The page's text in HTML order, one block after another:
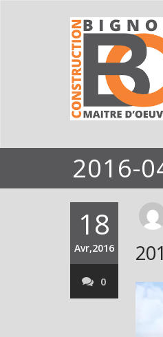
2016-
18
Avr,2016
0